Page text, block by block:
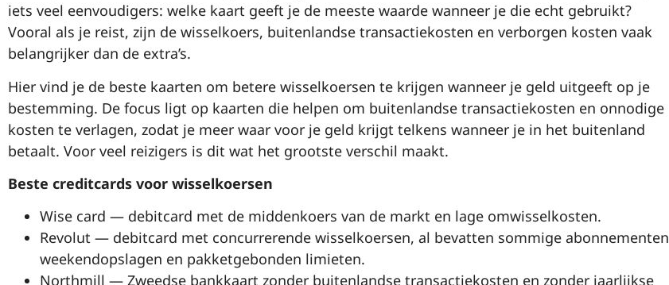
iets veel eenvoudigers: welke kaart geeft je de meeste waarde wanneer je die echt gebruikt?
Vooral als je reist, zijn de wisselkoers, buitenlandse transactiekosten en verborgen kosten vaak
belangrijker dan de extra’s.
Hier vind je de beste kaarten om betere wisselkoersen te krijgen wanneer je geld uitgeeft op je
bestemming. De focus ligt op kaarten die helpen om buitenlandse transactiekosten en onnodige
kosten te verlagen, zodat je meer waar voor je geld krijgt telkens wanneer je in het buitenland
betaalt. Voor veel reizigers is dit wat het grootste verschil maakt.
Beste creditcards voor wisselkoersen
Wise card — debitcard met de middenkoers van de markt en lage omwisselkosten.
Revolut — debitcard met concurrerende wisselkoersen, al bevatten sommige abonnementen
weekendopslagen en pakketgebonden limieten.
Northmill — Zweedse bankkaart zonder buitenlandse transactiekosten en zonder jaarlijkse